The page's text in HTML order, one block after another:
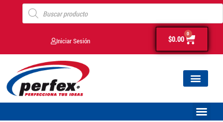
Iniciar Sesión $0.00
0